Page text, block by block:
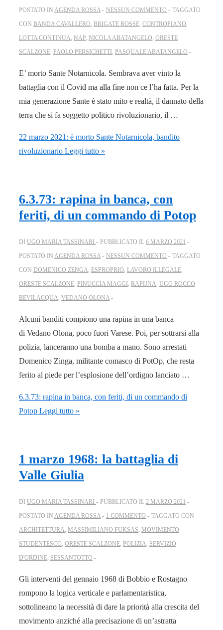
POSTATO IN AGENDA ROSSA NESSUN COMMENTO
TAGGATO
CON BANDA CAVALLERO BRIGATE ROSSE CONTROPIANO
LOTTA CONTINUA NAP NICOLA ABATANGELO ORESTE
SCALZONE PAOLO PERSICHETTI PASQUALE ABATANGELO
E’ morto Sante Notarnicola. Sembrava aver vinto la
battaglia con il Covid ma alla fine non ce l’ha fatta. Per la
mia generazione Sante è stato mito e realtà, il dannato della
terra che si fa soggetto politico rivoluzionario, il …
22 marzo 2021: è morto Sante Notarnicola, bandito
rivoluzionario Leggi tutto »
6.3.73: rapina in banca, con
feriti, di un commando di Potop
DI UGO MARIA TASSINARI PUBBLICATO IL 6 MARZO 2021
POSTATO IN AGENDA ROSSA NESSUN COMMENTO
TAGGATO
CON DOMENICO ZENGA ESPROPRIO LAVORO ILLEGALE
ORESTE SCALZONE PINUCCIA MAGGI RAPIJNA UGO ROCCO
BEVILACQUA VEDANO OLONA
Alcuni banditi compiono una rapina in una banca
di Vedano Olona, poco fuori Varese. Poi, per sottrarsi alla
polizia, lanceranno una bomba a mano. Sono arrestati
Domenico Zinga, militante comasco di PotOp, che resta
ferito al piede per l’esplosione dell’ordigno lanciato …
6.3.73: rapina in banca, con feriti, di un commando di
Potop Leggi tutto »
1 marzo 1968: la battaglia di
Valle Giulia
DI UGO MARIA TASSINARI PUBBLICATO IL 2 MARZO 2021
POSTATO IN AGENDA ROSSA 1 COMMENTO
TAGGATO CON
ARCHITETTURA, MASSIMILIANO FUKSAS, MOVIMENTO
STUDENTESCO, ORESTE SCALZONE, POLIZIA, SERVIZIO
D'ORDINE, SESSANTOTTO
Gli interventi del gennaio 1968 di Bobbio e Rostagno
rompono la logica verticale e parlamentaristica,
sottolineano la necessità di dare la priorità alla crescita del
movimento anziché alla precisazione di un’astratta